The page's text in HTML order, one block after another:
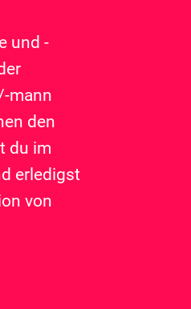
und -
mann
den
du im
erledigst
von